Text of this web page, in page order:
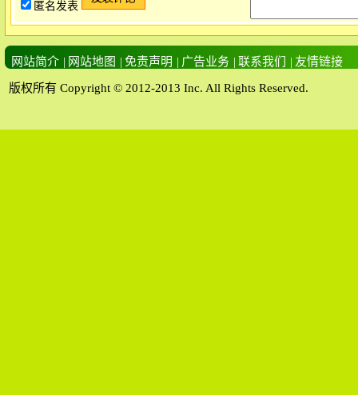
匿名发表
网站简介 | 网站地图 | 免责声明 | 广告业务 | 联系我们 | 友情链接
版权所有 Copyright © 2012-2013 Inc. All Rights Reserved.